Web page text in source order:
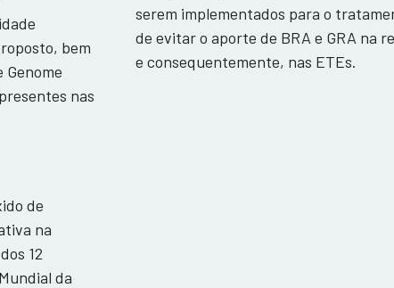
bem
Genome
nas
de
na
12
da
serem implementados para o
de evitar o aporte de BRA e GRA na
e consequentemente, nas ETEs.